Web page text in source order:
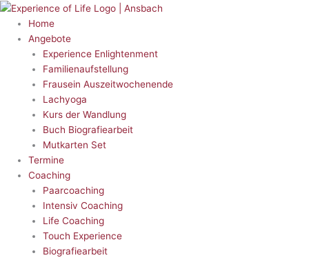
Zum
Inhalt
springen
Home
Angebote
Experience Enlightenment
Familienaufstellung
Frausein Auszeitwochenende
Lachyoga
Kurs der Wandlung
Buch Biografiearbeit
Mutkarten Set
Termine
Coaching
Paarcoaching
Intensiv Coaching
Life Coaching
Touch Experience
Biografiearbeit